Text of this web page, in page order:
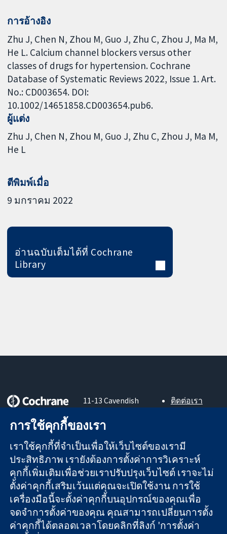
การอ้างอิง
Zhu J, Chen N, Zhou M, Guo J, Zhu C, Zhou J, Ma M,
He L. Calcium channel blockers versus other
classes of drugs for hypertension. Cochrane
Database of Systematic Reviews 2022, Issue 1. Art.
No.: CD003654. DOI:
10.1002/14651858.CD003654.pub6.
ผู้แต่ง
Zhu J Chen N Zhou M Guo J Zhu C Zhou J Ma M
He L
ตีพิมพ์เมื่อ
9 มกราคม 2022
อ่านฉบับเต็มได้ที่ Cochrane
Library
หลักฐานที่เชื่อถือ
ได้
สู่การตัดสินใจ
อย่างมีข้อมูล
เพื่อสุขภาพที่ดีขึ้น
11-13 Cavendish
London
United Kingdom
ติดต่อเรา
About us
ตำแหน่งงาน
Cochrane
Library
The Cochrane Collaboration เป็นองค์กรการกุศล (เลขที่ 1045921)
และบริษัทจำกัดโดยการค้ำประกัน (เลขที่ 03044323) ที่จดทะเบียน
การใช้คุกกี้ของเรา
เราใช้คุกกี้ที่จำเป็นเพื่อให้เว็บไซต์ของเรามี
ประสิทธิภาพ เรายังต้องการตั้งค่าการวิเคราะห์
คุกกี้เพิ่มเติมเพื่อช่วยเราปรับปรุงเว็บไซต์ เราจะไม่
ตั้งค่าคุกกี้เสริมเว้นแต่คุณจะเปิดใช้งาน การใช้
เครื่องมือนี้จะตั้งค่าคุกกี้บนอุปกรณ์ของคุณเพื่อ
จดจำการตั้งค่าของคุณ คุณสามารถเปลี่ยนการตั้ง
ค่าคุกกี้ได้ตลอดเวลาโดยคลิกที่ลิงก์ 'การตั้งค่า